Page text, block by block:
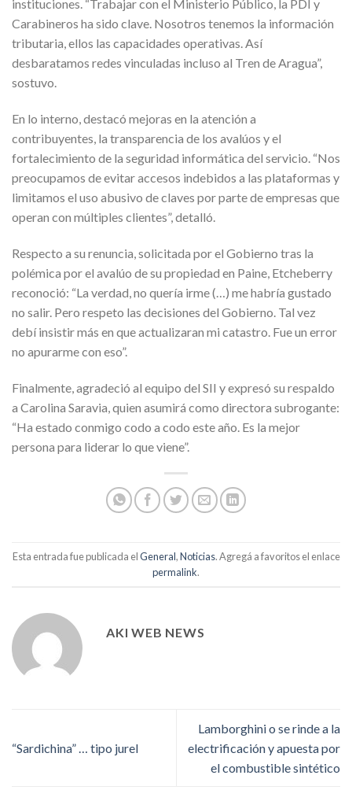
instituciones. “Trabajar con el Ministerio Público, la PDI y
Carabineros ha sido clave. Nosotros tenemos la información
tributaria, ellos las capacidades operativas. Así
desbaratamos redes vinculadas incluso al Tren de Aragua”,
sostuvo.
En lo interno, destacó mejoras en la atención a
contribuyentes, la transparencia de los avalúos y el
fortalecimiento de la seguridad informática del servicio. “Nos
preocupamos de evitar accesos indebidos a las plataformas y
limitamos el uso abusivo de claves por parte de empresas que
operan con múltiples clientes”, detalló.
Respecto a su renuncia, solicitada por el Gobierno tras la
polémica por el avalúo de su propiedad en Paine, Etcheberry
reconoció: “La verdad, no quería irme (…) me habría gustado
no salir. Pero respeto las decisiones del Gobierno. Tal vez
debí insistir más en que actualizaran mi catastro. Fue un error
no apurarme con eso”.
Finalmente, agradeció al equipo del SII y expresó su respaldo
a Carolina Saravia, quien asumirá como directora subrogante:
“Ha estado conmigo codo a codo este año. Es la mejor
persona para liderar lo que viene”.
Esta entrada fue publicada elGeneral,Noticias. Agregá a favoritos el enlace
permalink.
AKI WEB NEWS
“Sardichina” … tipo jurel
Lamborghini o se rinde a la
electrificación y apuesta por
el combustible sintético